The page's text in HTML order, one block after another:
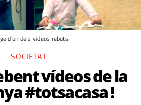
d'un dels vídeos rebuts.
SOCIETAT
vídeos de la
#totsacasa !